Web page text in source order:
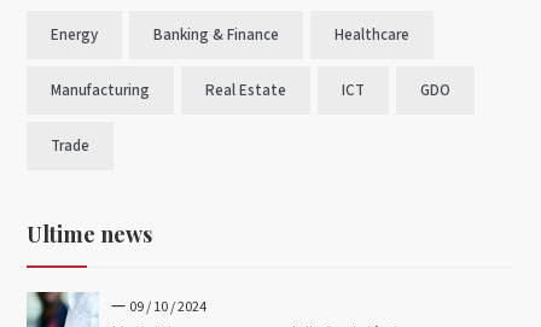
Energy Banking & Finance Healthcare
Manufacturing Real Estate ICT GDO
Trade
Ultime news
— 09 / 10 / 2024